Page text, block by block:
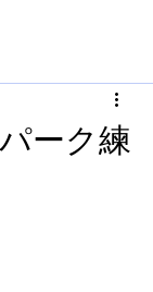
ーク練